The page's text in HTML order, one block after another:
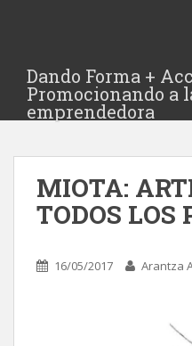
Dando Forma +
Promocionando a
emprendedora
MIOTA:
TODOS LOS
16/05/2017 Arantza